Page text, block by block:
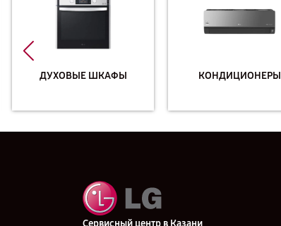
ДУХОВЫЕ ШКАФЫ КОНДИЦИОНЕРЫ
Сервисный центр в Казани